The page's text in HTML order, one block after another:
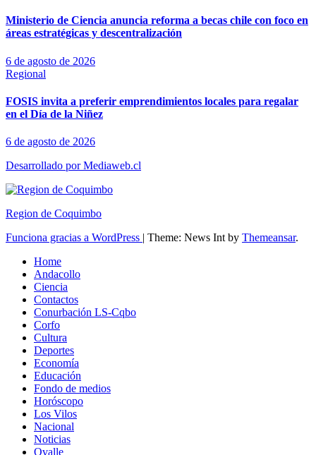
Ministerio de Ciencia anuncia reforma a becas chile con foco en
áreas estratégicas y descentralización
6 de agosto de 2026
Regional
FOSIS invita a preferir emprendimientos locales para regalar
en el Día de la Niñez
6 de agosto de 2026
Desarrollado por Mediaweb.cl
Region de Coquimbo
Funciona gracias a WordPress | Theme: News Int by Themeansar.
Home
Andacollo
Ciencia
Contactos
Conurbación LS-Cqbo
Corfo
Cultura
Deportes
Economía
Educación
Fondo de medios
Horóscopo
Los Vilos
Nacional
Noticias
Ovalle